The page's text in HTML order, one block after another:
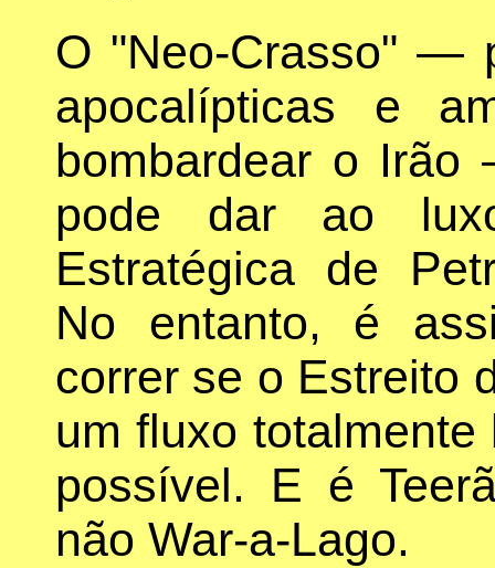
O "Neo-Crasso" —
apocalípticas e
bombardear o
pode dar ao
Estratégica de
No entanto, é
correr se o Estreito
um fluxo
possível. E é
não War-a-Lago.